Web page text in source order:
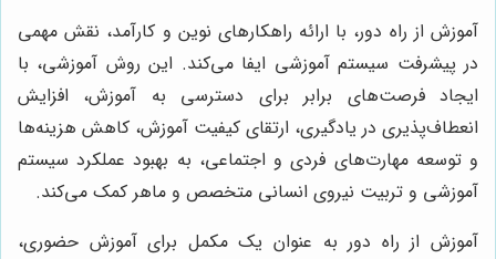
آموزش از راه دور، با ارائه راهکارهای نوین و کارآمد، نقش مهمی
در پیشرفت سیستم آموزشی ایفا می‌کند. این روش آموزشی، با
ایجاد فرصت‌های برابر برای دسترسی به آموزش، افزایش
انعطاف‌پذیری در یادگیری، ارتقای کیفیت آموزش، کاهش هزینه‌ها
و توسعه مهارت‌های فردی و اجتماعی، به بهبود عملکرد سیستم
آموزشی و تربیت نیروی انسانی متخصص و ماهر کمک می‌کند.
آموزش از راه دور به عنوان یک مکمل برای آموزش حضوری،